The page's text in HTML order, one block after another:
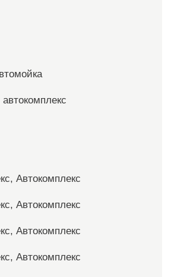
Автокомплекс
Автокомплекс
Автокомплекс
Автокомплекс